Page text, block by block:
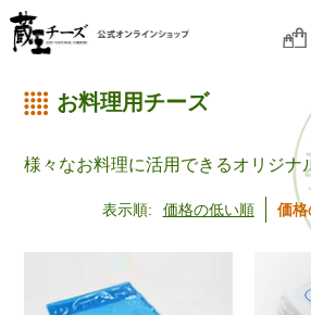
お料理用チーズ
様々なお料理に活用できるオリジナ
表示順: 価格の低い順 価格